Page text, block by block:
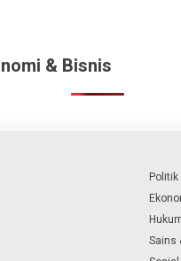
& Bisnis
Politik
Sains